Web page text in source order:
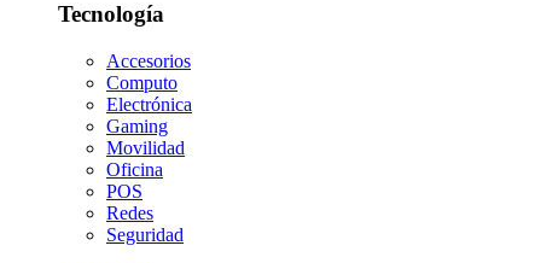
Tecnología
Accesorios
Computo
Electrónica
Gaming
Movilidad
Oficina
POS
Redes
Seguridad